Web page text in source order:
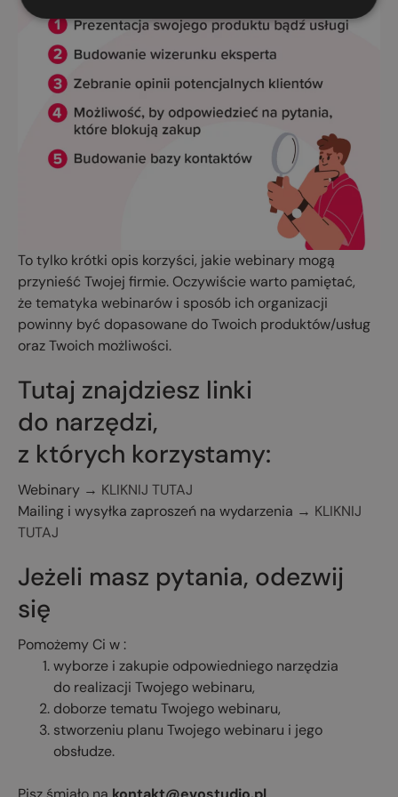
To tylko krótki opis korzyści, jakie webinary mogą
przynieść Twojej firmie. Oczywiście warto pamiętać,
że tematyka webinarów i sposób ich organizacji
powinny być dopasowane do Twoich produktów/usług
oraz Twoich możliwości.
Tutaj znajdziesz linki
do narzędzi,
z których korzystamy:
Webinary → KLIKNIJ TUTAJ
Mailing i wysyłka zaproszeń na wydarzenia → KLIKNIJ
TUTAJ
Jeżeli masz pytania, odezwij
się
Pomożemy Ci w :
wyborze i zakupie odpowiedniego narzędzia
do realizacji Twojego webinaru,
doborze tematu Twojego webinaru,
stworzeniu planu Twojego webinaru i jego
obsłudze.